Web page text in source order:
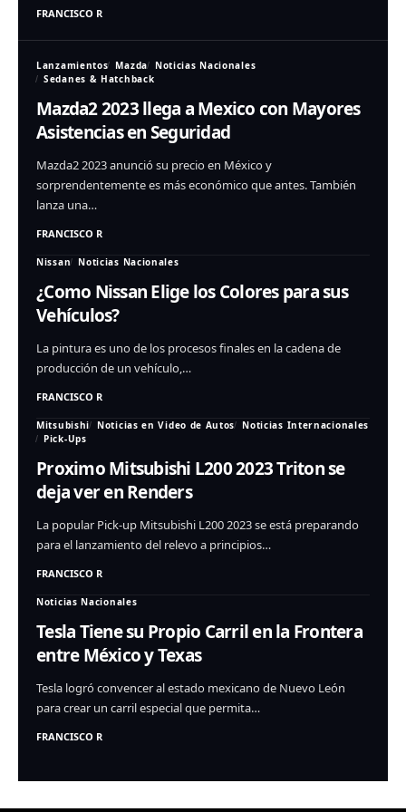
FRANCISCO R
Lanzamientos Mazda
Noticias Nacionales
Sedanes & Hatchback
Mazda2 2023 llega a Mexico con Mayores
Asistencias en Seguridad
Mazda2 2023 anunció su precio en México y
sorprendentemente es más económico que antes. También
lanza una…
FRANCISCO R
Nissan Noticias Nacionales
¿Como Nissan Elige los Colores para sus
Vehículos?
La pintura es uno de los procesos finales en la cadena de
producción de un vehículo,…
FRANCISCO R
Mitsubishi Noticias en Video de Autos
Noticias Internacionales
Pick-Ups
Proximo Mitsubishi L200 2023 Triton se
deja ver en Renders
La popular Pick-up Mitsubishi L200 2023 se está preparando
para el lanzamiento del relevo a principios…
FRANCISCO R
Noticias Nacionales
Tesla Tiene su Propio Carril en la Frontera
entre México y Texas
Tesla logró convencer al estado mexicano de Nuevo León
para crear un carril especial que permita…
FRANCISCO R